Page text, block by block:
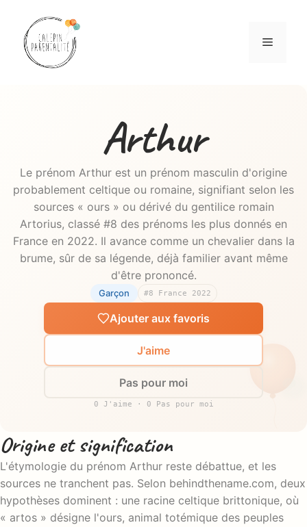
contenu
Menu
Arthur
Le prénom Arthur est un prénom masculin d'origine
probablement celtique ou romaine, signifiant selon les
sources « ours » ou dérivé du gentilice romain
Artorius, classé #8 des prénoms les plus donnés en
France en 2022. Il avance comme un chevalier dans la
brume, sûr de sa légende, déjà familier avant même
d'être prononcé.
Garçon #8 France 2022
Ajouter aux favoris
J'aime
Pas pour moi
0 J'aime · 0 Pas pour moi
Origine et signification
L'étymologie du prénom Arthur reste débattue, et les
sources ne tranchent pas. Selon behindthename.com, deux
hypothèses dominent : une racine celtique brittonique, où
« artos » désigne l'ours, animal totémique des peuples